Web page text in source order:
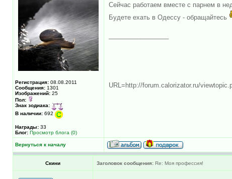
Регистрация: 08.08.2011
Сообщения: 1301
Изображений: 25
Пол:
Знак зодиака:
В наличии: 692
Награды: 33
Блог: Просмотр блога (0)
Сейчас работаем вместе с парнем в
Будете ехать в Одессу - обращайтесь
URL=http://forum.calorizator.ru/
Вернуться к началу
Скини Заголовок сообщения: Re: Моя профессия!